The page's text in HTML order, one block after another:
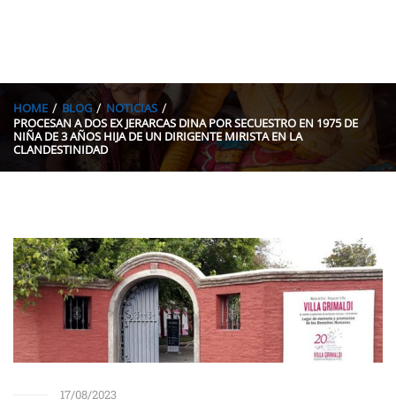
HOME BLOG
NOTICIAS
PROCESAN A DOS EX JERARCAS DINA POR SECUESTRO EN 1975 DE
NIÑA DE 3 AÑOS HIJA DE UN DIRIGENTE MIRISTA EN LA
CLANDESTINIDAD
17/08/2023